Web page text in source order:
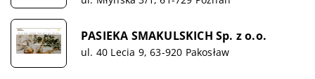
PASIEKA SMAKULSKICH Sp. z o.o.
ul. 40 Lecia 9, 63-920 Pakosław